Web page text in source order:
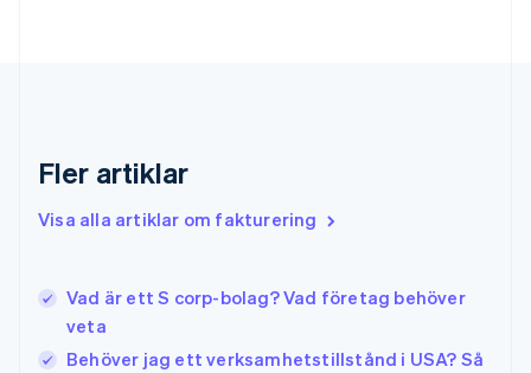
Fler artiklar
Visa alla artiklar om fakturering
Vad är ett S corp-bolag? Vad företag behöver
veta
Behöver jag ett verksamhetstillstånd i USA? Så
简体中文
Indien
Irland
Italiano English
Japan
日本語 English